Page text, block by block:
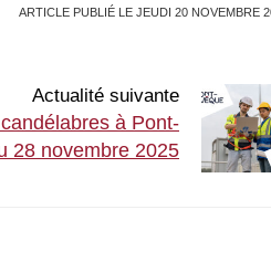
ARTICLE PUBLIÉ LE JEUDI 20 NOVEMBRE
Actualité suivante
à Pont-
28 novembre 2025